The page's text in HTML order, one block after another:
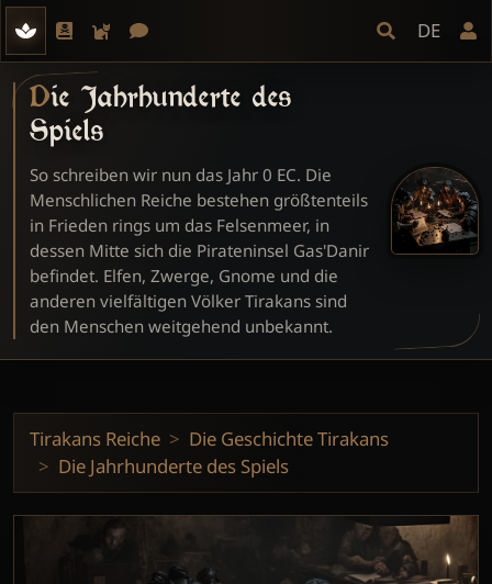
DE
Die Jahrhunderte des
Spiels
So schreiben wir nun das Jahr 0 EC. Die
Menschlichen Reiche bestehen größtenteils
in Frieden rings um das Felsenmeer, in
dessen Mitte sich die Pirateninsel Gas'Danir
befindet. Elfen, Zwerge, Gnome und die
anderen vielfältigen Völker Tirakans sind
den Menschen weitgehend unbekannt.
Tirakans Reiche
Die Geschichte Tirakans
Die Jahrhunderte des Spiels